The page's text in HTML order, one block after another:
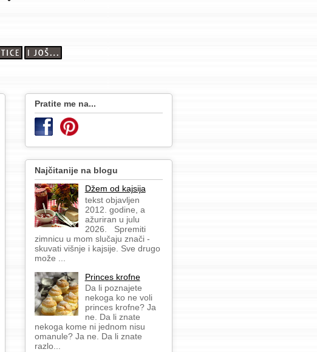
Pratite me na...
Najčitanije na blogu
Džem od kajsija
tekst objavljen
2012. godine, a
ažuriran u julu
2026. Spremiti
zimnicu u mom slučaju znači -
skuvati višnje i kajsije. Sve drugo
može ...
Princes krofne
Da li poznajete
nekoga ko ne voli
princes krofne? Ja
ne. Da li znate
nekoga kome ni jednom nisu
omanule? Ja ne. Da li znate
razlo...